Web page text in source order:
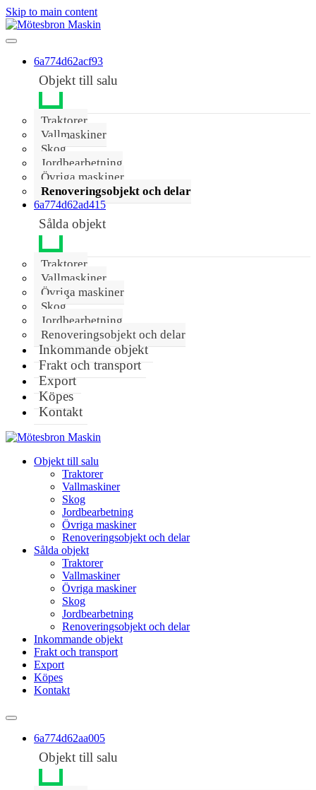
Skip to main content
6a774d62acf93
Objekt till salu
Traktorer
Vallmaskiner
Skog
Jordbearbetning
Övriga maskiner
Renoveringsobjekt och delar
6a774d62ad415
Sålda objekt
Traktorer
Vallmaskiner
Övriga maskiner
Skog
Jordbearbetning
Renoveringsobjekt och delar
Inkommande objekt
Frakt och transport
Export
Köpes
Kontakt
Objekt till salu
Traktorer
Vallmaskiner
Skog
Jordbearbetning
Övriga maskiner
Renoveringsobjekt och delar
Sålda objekt
Traktorer
Vallmaskiner
Övriga maskiner
Skog
Jordbearbetning
Renoveringsobjekt och delar
Inkommande objekt
Frakt och transport
Export
Köpes
Kontakt
6a774d62aa005
Objekt till salu